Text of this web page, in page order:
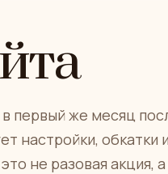
первый же месяц
настройки, обкатки
не разовая акция,